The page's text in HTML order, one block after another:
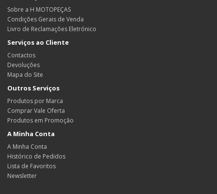
Sobre a H MOTOPEÇAS
Condições Gerais de Venda
Livro de Reclamações Eletrónico
Serviços ao Cliente
Contactos
Devoluções
Mapa do Site
Outros Serviços
Produtos por Marca
Comprar Vale Oferta
Produtos em Promoção
A Minha Conta
A Minha Conta
Histórico de Pedidos
Lista de Favoritos
Newsletter